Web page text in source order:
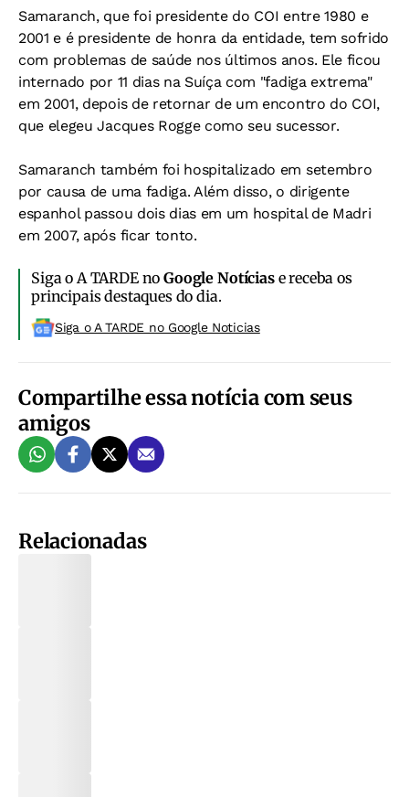
Samaranch, que foi presidente do COI entre 1980 e
2001 e é presidente de honra da entidade, tem sofrido
com problemas de saúde nos últimos anos. Ele ficou
internado por 11 dias na Suíça com "fadiga extrema"
em 2001, depois de retornar de um encontro do COI,
que elegeu Jacques Rogge como seu sucessor.
Samaranch também foi hospitalizado em setembro
por causa de uma fadiga. Além disso, o dirigente
espanhol passou dois dias em um hospital de Madri
em 2007, após ficar tonto.
Siga o A TARDE noGoogle Notíciase receba os
principais destaques do dia.
Siga o A TARDE no Google Noticias
Compartilhe essa notícia com seus
amigos
Relacionadas